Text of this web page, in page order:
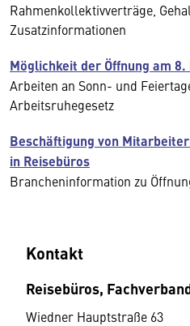
Rahmenkollektivverträge,
Zusatzinformationen
Möglichkeit der Öffnung am
Arbeiten an Sonn- und
Arbeitsruhegesetz
Beschäftigung von
in Reisebüros
Brancheninformation zu
Kontakt
Reisebüros,
Wiedner Hauptstraße 63